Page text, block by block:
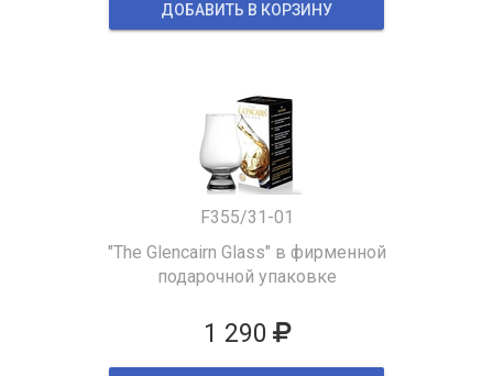
ДОБАВИТЬ В КОРЗИНУ
F355/31-01
"The Glencairn Glass" в фирменной
подарочной упаковке
1 290